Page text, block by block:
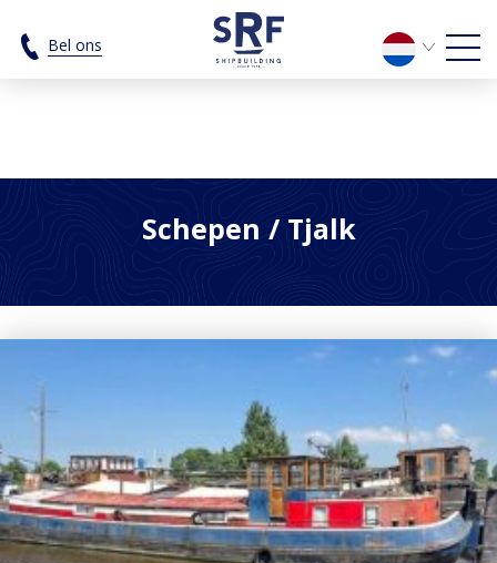
Tjalk Archieven - SRF Shipbuilding
Bel ons
Schepen / Tjalk